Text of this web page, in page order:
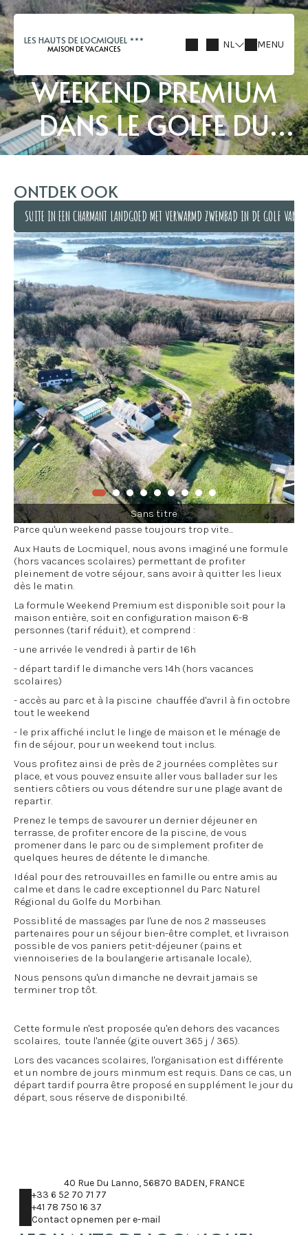
LES HAUTS DE LOCMIQUEL
MAISON DE VACANCES NL MENU
WEEKEND PREMIUM
DANS LE GOLFE DU
MORBIHAN
ONTDEK OOK
SUITE IN EEN CHARMANT LANDGOED MET VERWARMD ZWEMBAD IN DE GOLF VAN
SUITE IN EEN CHARMANT LANDGOED MET VERWARMD ZWEMBAD IN DE GOLF VAN
Sans titre
Parce qu'un weekend passe toujours trop vite...
Aux Hauts de Locmiquel, nous avons imaginé une formule
(hors vacances scolaires) permettant de profiter
pleinement de votre séjour, sans avoir à quitter les lieux
dès le matin.
La formule Weekend Premium est disponible soit pour la
maison entière, soit en configuration maison 6-8
personnes (tarif réduit), et comprend :
- une arrivée le vendredi à partir de 16h
- départ tardif le dimanche vers 14h (hors vacances
scolaires)
- accès au parc et à la piscine chauffée d'avril à fin octobre
tout le weekend
- le prix affiché inclut le linge de maison et le ménage de
fin de séjour, pour un weekend tout inclus.
Vous profitez ainsi de près de 2 journées complètes sur
place, et vous pouvez ensuite aller vous ballader sur les
sentiers côtiers ou vous détendre sur une plage avant de
repartir.
Prenez le temps de savourer un dernier déjeuner en
terrasse, de profiter encore de la piscine, de vous
promener dans le parc ou de simplement profiter de
quelques heures de détente le dimanche.
Idéal pour des retrouvailles en famille ou entre amis au
calme et dans le cadre exceptionnel du Parc Naturel
Régional du Golfe du Morbihan.
Possiblité de massages par l'une de nos 2 masseuses
partenaires pour un séjour bien-être complet, et livraison
possible de vos paniers petit-déjeuner (pains et
viennoiseries de la boulangerie artisanale locale),
Nous pensons qu'un dimanche ne devrait jamais se
terminer trop tôt.
Cette formule n'est proposée qu'en dehors des vacances
scolaires, toute l'année (gite ouvert 365 j / 365).
Lors des vacances scolaires, l'organisation est différente
et un nombre de jours minmum est requis. Dans ce cas, un
départ tardif pourra être proposé en supplément le jour du
départ, sous réserve de disponibilté.
40 Rue Du Lanno, 56870 BADEN, FRANCE
+33 6 52 70 71 77
+41 78 750 16 37
Contact opnemen per e-mail